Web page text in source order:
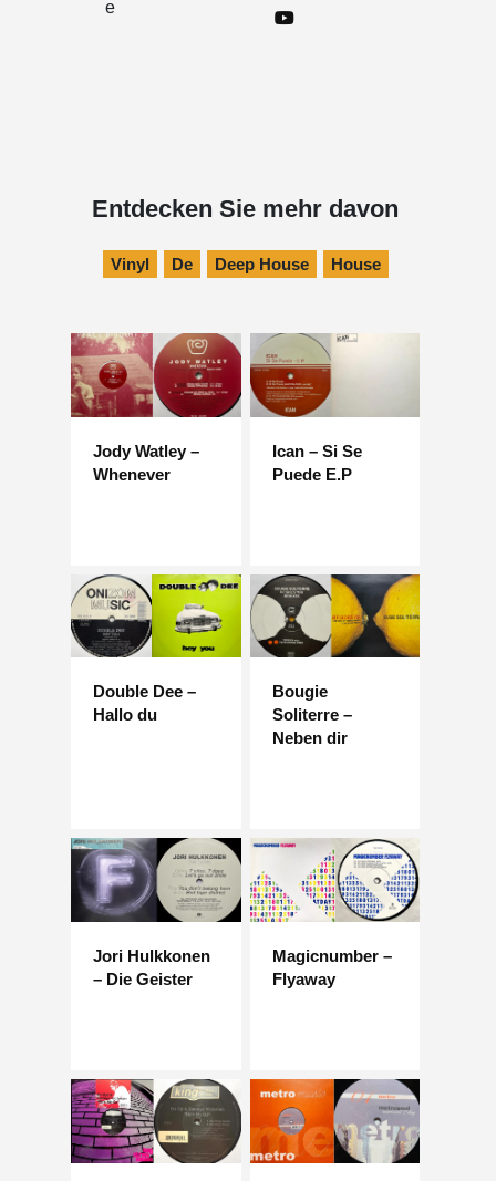
e
Entdecken Sie mehr davon
Vinyl De Deep House House
Jody Watley –
Whenever
Ican – Si Se
Puede E.P
Double Dee –
Hallo du
Bougie
Soliterre –
Neben dir
Jori Hulkkonen
– Die Geister
Magicnumber –
Flyaway